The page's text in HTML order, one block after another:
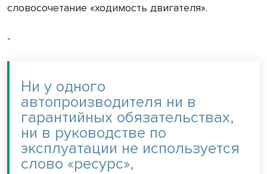
словосочетание «ходимость двигателя».
-
Ни у одного
автопроизводителя ни в
гарантийных обязательствах,
ни в руководстве по
эксплуатации не используется
слово «ресурс»,